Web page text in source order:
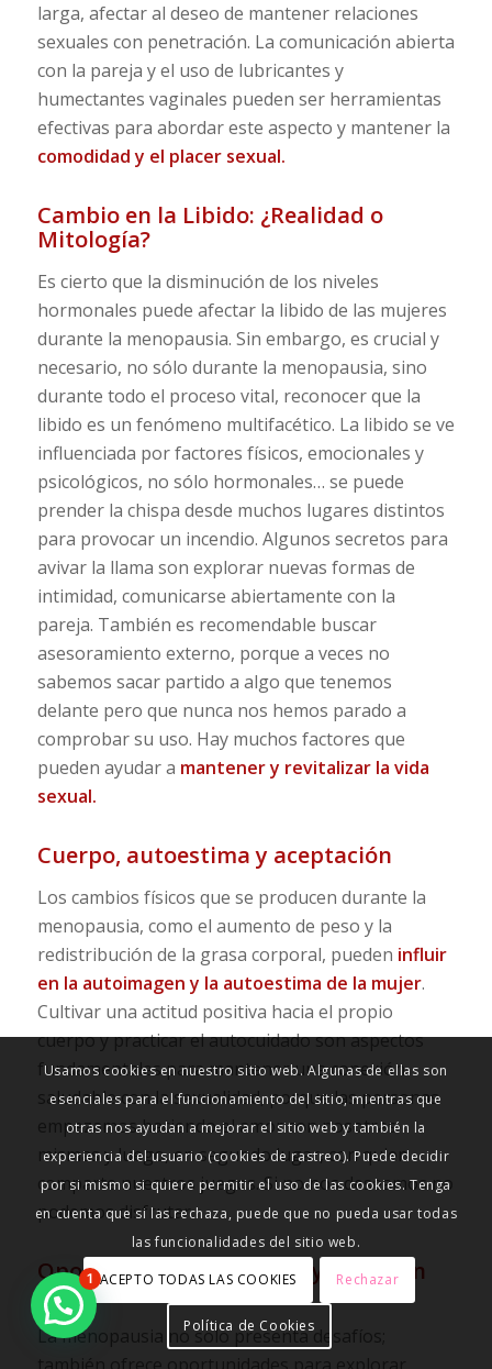
larga, afectar al deseo de mantener relaciones
sexuales con penetración. La comunicación abierta
con la pareja y el uso de lubricantes y
humectantes vaginales pueden ser herramientas
efectivas para abordar este aspecto y mantener la
comodidad y el placer sexual.
Cambio en la Libido: ¿Realidad o
Mitología?
Es cierto que la disminución de los niveles
hormonales puede afectar la libido de las mujeres
durante la menopausia. Sin embargo, es crucial y
necesario, no sólo durante la menopausia, sino
durante todo el proceso vital, reconocer que la
libido es un fenómeno multifacético. La libido se ve
influenciada por factores físicos, emocionales y
psicológicos, no sólo hormonales… se puede
prender la chispa desde muchos lugares distintos
para provocar un incendio. Algunos secretos para
avivar la llama son explorar nuevas formas de
intimidad, comunicarse abiertamente con la
pareja. También es recomendable buscar
asesoramiento externo, porque a veces no
sabemos sacar partido a algo que tenemos
delante pero que nunca nos hemos parado a
comprobar su uso. Hay muchos factores que
pueden ayudar a mantener y revitalizar la vida
sexual.
Cuerpo, autoestima y aceptación
Los cambios físicos que se producen durante la
menopausia, como el aumento de peso y la
redistribución de la grasa corporal, pueden influir
en la autoimagen y la autoestima de la mujer.
Cultivar una actitud positiva hacia el propio
cuerpo y practicar el autocuidado son aspectos
fundamentales para mantener una conexión
saludable con la sexualidad, porque las personas
empezamos haciendo el amor con nosotras
mismas y luego, en segundo lugar, con quien
comparte nuestros juegos. Si no nos deseamos no
podemos disfrutar.
Oportunidades de placer y conexión
emocional
La menopausia no solo presenta desafíos;
Usamos cookies en nuestro sitio web. Algunas de ellas son
esenciales para el funcionamiento del sitio, mientras que
otras nos ayudan a mejorar el sitio web y también la
experiencia del usuario (cookies de rastreo). Puede decidir
por si mismo si quiere permitir el uso de las cookies. Tenga
en cuenta que si las rechaza, puede que no pueda usar todas
las funcionalidades del sitio web.
ACEPTO TODAS LAS COOKIES Rechazar
Política de Cookies
1